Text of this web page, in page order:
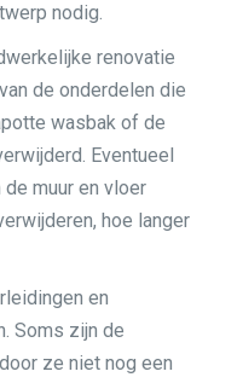
nodig.
renovatie
de onderdelen die
wasbak of de
Eventueel
muur en vloer
hoe langer
en
Soms zijn de
ze niet nog een